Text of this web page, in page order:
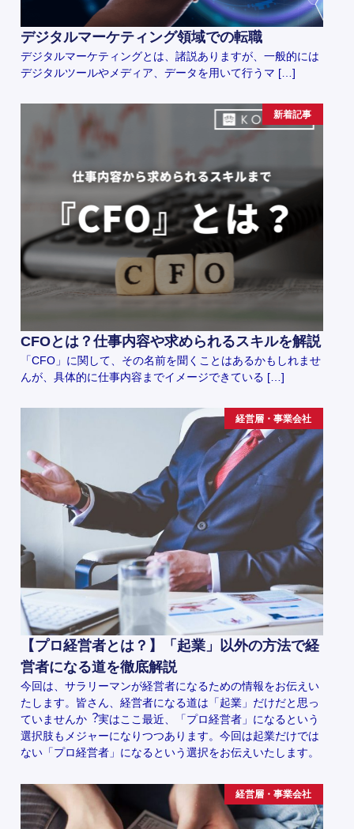
デジタルマーケティング領域での転職
デジタルマーケティングとは、諸説ありますが、一般的には
デジタルツールやメディア、データを用いて行うマ […]
新着記事
CFOとは？仕事内容や求められるスキルを解説
「CFO」に関して、その名前を聞くことはあるかもしれませ
んが、具体的に仕事内容までイメージできている […]
経営層・事業会社
【プロ経営者とは？】「起業」以外の方法で経
営者になる道を徹底解説
今回は、サラリーマンが経営者になるための情報をお伝えい
たします。皆さん、経営者になる道は「起業」だけだと思っ
ていませんか︖実はここ最近、「プロ経営者」になるという
選択肢もメジャーになりつつあります。今回は起業だけでは
ない「プロ経営者」になるという選択をお伝えいたします。
経営層・事業会社